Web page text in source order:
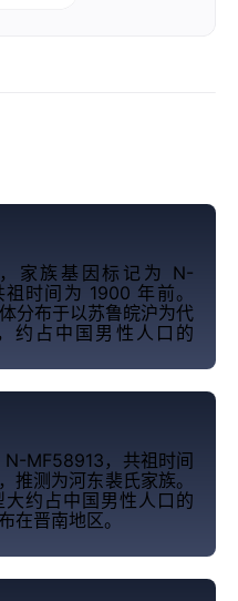
家族基因标记为 N-
时间为 1900 年前。
分布于以苏鲁皖沪为代
约占中国男性人口的
N-MF58913，共祖时间
推测为河东裴氏家族。
约占中国男性人口的
在晋南地区。